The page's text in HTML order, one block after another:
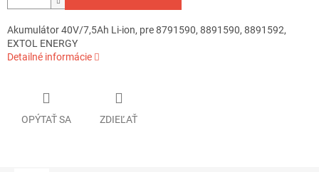
Akumulátor 40V/7,5Ah Li-ion, pre 8791590, 8891590, 8891592,
EXTOL ENERGY
Detailné informácie
OPÝTAŤ SA ZDIEĽAŤ